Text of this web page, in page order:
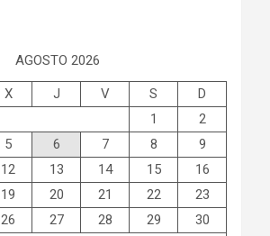
AGOSTO 2026
X J V S
D
1
2
5 6 7 8
9
12 13 14 15
16
19 20 21 22
23
26 27 28 29
30